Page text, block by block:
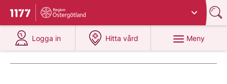
Till startsidan för 1177
Du har valt region
Logga in
på 1177.se
Hitta vård
på 1177.se
Meny